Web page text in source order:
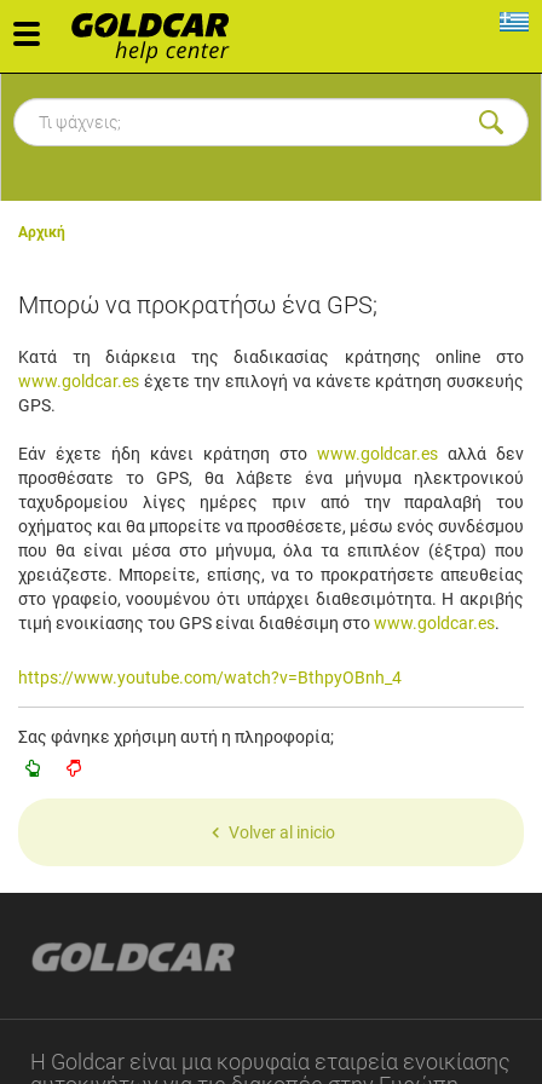
Toggle
navigation
Αρχική
Μπορώ να προκρατήσω ένα GPS;
Κατά τη διάρκεια της διαδικασίας κράτησης online στο
www.goldcar.es έχετε την επιλογή να κάνετε κράτηση συσκευής
GPS.
Εάν έχετε ήδη κάνει κράτηση στο www.goldcar.es αλλά δεν
προσθέσατε το GPS, θα λάβετε ένα μήνυμα ηλεκτρονικού
ταχυδρομείου λίγες ημέρες πριν από την παραλαβή του
οχήματος και θα μπορείτε να προσθέσετε, μέσω ενός συνδέσμου
που θα είναι μέσα στο μήνυμα, όλα τα επιπλέον (έξτρα) που
χρειάζεστε. Μπορείτε, επίσης, να το προκρατήσετε απευθείας
στο γραφείο, νοουμένου ότι υπάρχει διαθεσιμότητα. Η ακριβής
τιμή ενοικίασης του GPS είναι διαθέσιμη στοwww.goldcar.es.
https://www.youtube.com/watch?v=BthpyOBnh_4
Σας φάνηκε χρήσιμη αυτή η πληροφορία;
Volver al inicio
Η Goldcar είναι μια κορυφαία εταιρεία ενοικίασης